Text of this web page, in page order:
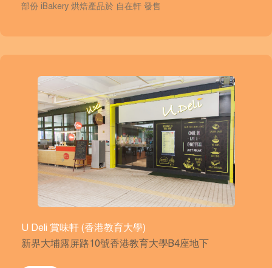
部份 iBakery 烘焙產品於 自在軒 發售
U Deli 賞味軒 (香港教育大學)
新界大埔露屏路10號香港教育大學B4座地下